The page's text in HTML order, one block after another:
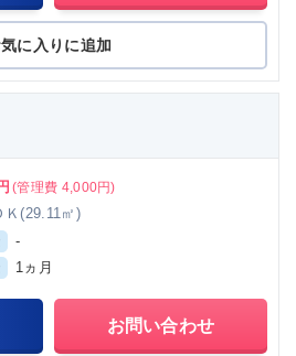
に入りに追加
(管理費 4,000円)
Ｋ(29.11㎡)
-
1ヵ月
お問い合わせ